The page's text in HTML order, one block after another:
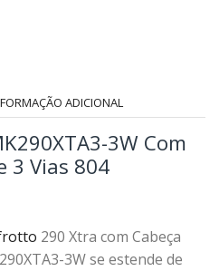
ADICIONAL
3W Com
3 Vias 804
290 Xtra com Cabeça
3W se estende de